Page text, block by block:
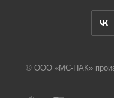
© ООО «МС-ПАК»